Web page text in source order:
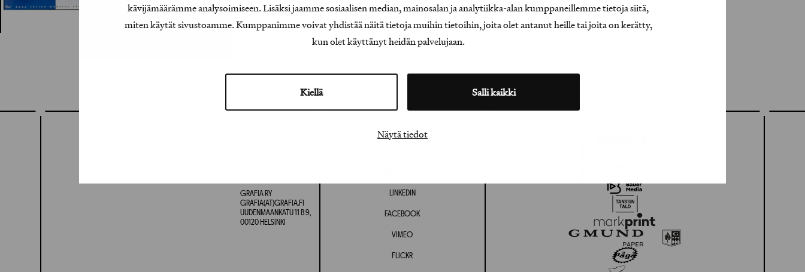
kävijämäärämme analysoimiseen. Lisäksi jaamme sosiaalisen median, mainosalan ja analytiikka-alan kumppaneillemme tietoja siitä,
miten käytät sivustoamme. Kumppanimme voivat yhdistää näitä tietoja muihin tietoihin, joita olet antanut heille tai joita on kerätty,
kun olet käyttänyt heidän palvelujaan.
Kiellä Salli kaikki
Näytä tiedot
GRAFIA RY
GRAFIA(AT)GRAFIA.FI
UUDENMAANKATU 11 B 9,
00120 HELSINKI
LINKEDIN
FACEBOOK
VIMEO
FLICKR